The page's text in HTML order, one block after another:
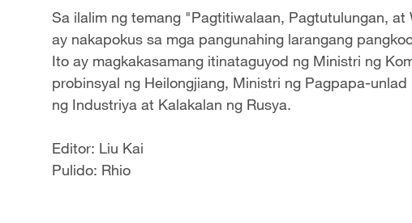
Sa ilalim ng temang "Pagtitiwalaan, Pagtutulungan,
ay nakapokus sa mga pangunahing larangang
Ito ay magkakasamang itinataguyod ng Ministri ng
probinsyal ng Heilongjiang, Ministri ng Pagpapa-
ng Industriya at Kalakalan ng Rusya.
Editor: Liu Kai
Pulido: Rhio